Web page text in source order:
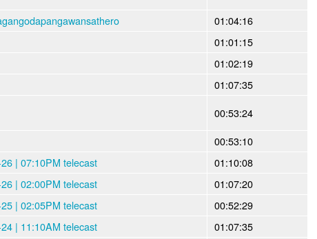
01:04:16
01:01:15
01:02:19
01:07:35
00:53:24
00:53:10
| 07:10PM telecast
01:10:08
| 02:00PM telecast
01:07:20
| 02:05PM telecast
00:52:29
| 11:10AM telecast
01:07:35